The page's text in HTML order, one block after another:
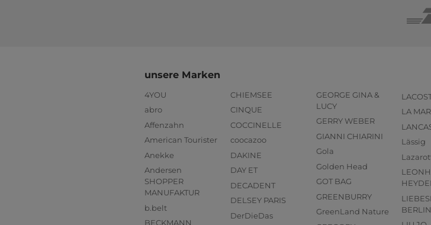
unsere Marken
4YOU
abro
Affenzahn
American Tourister
Anekke
Andersen
SHOPPER
MANUFAKTUR
b.belt
BECKMANN
CHIEMSEE
CINQUE
COCCINELLE
coocazoo
DAKINE
DAY ET
DECADENT
DELSEY PARIS
DerDieDas
GEORGE GINA &
LUCY
GERRY WEBER
GIANNI CHIARINI
Gola
Golden Head
GOT BAG
GREENBURRY
GreenLand Nature
LA
Lässig
BERLIN